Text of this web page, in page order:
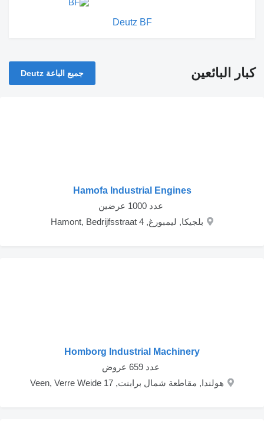
Deutz BF
كبار البائعين جميع الباعة Deutz
Hamofa Industrial Engines
‏ عدد 1000 عرضين
بلجيكا, ليمبورغ, Hamont, Bedrijfsstraat 4
Homborg Industrial Machinery
‏ عدد 659 عروض
هولندا, مقاطعة شمال برابنت, Veen, Verre Weide 17